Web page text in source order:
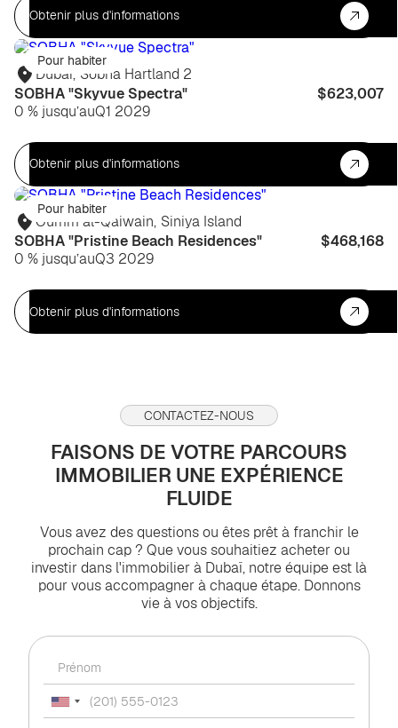
Obtenir plus d'informations
Pour habiter
Dubaï, Sobha Hartland 2
SOBHA "Skyvue Spectra"
$623,007
0 % jusqu’auQ1 2029
Obtenir plus d'informations
Pour habiter
Oumm al-Qaiwain, Siniya Island
SOBHA "Pristine Beach Residences"
$468,168
0 % jusqu’auQ3 2029
Obtenir plus d'informations
CONTACTEZ-NOUS
FAISONS DE VOTRE PARCOURS
IMMOBILIER UNE EXPÉRIENCE
FLUIDE
Vous avez des questions ou êtes prêt à franchir le
prochain cap ? Que vous souhaitiez acheter ou
investir dans l'immobilier à Dubaï, notre équipe est là
pour vous accompagner à chaque étape. Donnons
vie à vos objectifs.